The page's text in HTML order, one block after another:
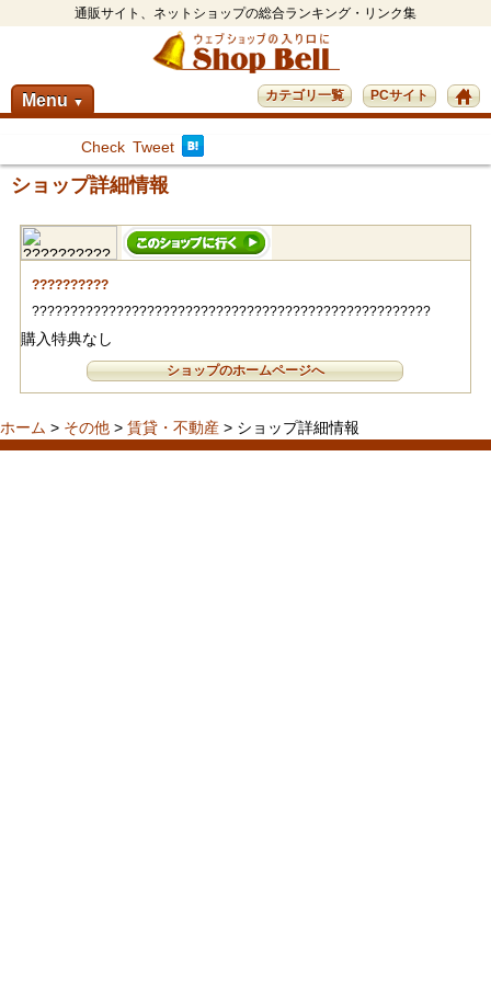
通販サイト、ネットショップの総合ランキング・リンク集
Menu ▼ PCサイト
カテゴリ一覧
Check Tweet
ショップ詳細情報
??????????
????????????????????????????????????????????????????
購入特典なし
ショップのホームページへ
ホーム > その他 > 賃貸・不動産 > ショップ詳細情報